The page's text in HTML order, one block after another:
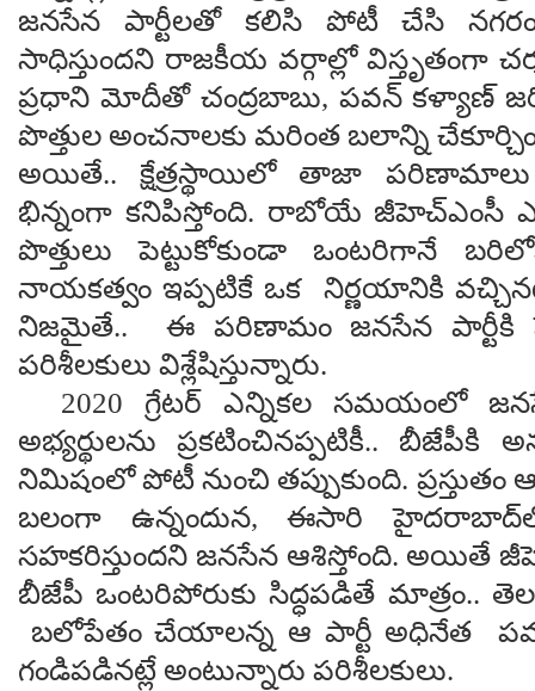
జనసేన పార్టీలతో కలిసి పోటీ చేసి
సాధిస్తుందని రాజకీయ వర్గాల్లో విస్తృతంగా
ప్రధాని మోదీతో చంద్రబాబు, పవన్ కళ్యాణ్
పొత్తుల అంచనాలకు మరింత బలాన్ని
అయితే.. క్షేత్రస్థాయిలో తాజా పరిణామాలు
భిన్నంగా కనిపిస్తోంది. రాబోయే జీహెచ్ఎంసీ
పొత్తులు పెట్టుకోకుండా ఒంటరిగానే
నాయకత్వం ఇప్పటికే ఒక నిర్ణయానికి
నిజమైతే.. ఈ పరిణామం జనసేన పార్టీకి
పరిశీలకులు విశ్లేషిస్తున్నారు.
2020 గ్రేటర్ ఎన్నికల సమయంలో
అభ్యర్థులను ప్రకటించినప్పటికీ.. బీజేపీకి
నిమిషంలో పోటీ నుంచి తప్పుకుంది. ప్రస్తుతం
బలంగా ఉన్నందున, ఈసారి
సహకరిస్తుందని జనసేన ఆశిస్తోంది. అయితే
బీజేపీ ఒంటరిపోరుకు సిద్ధపడితే మాత్రం..
బలోపేతం చేయాలన్న ఆ పార్టీ అధినేత
గండిపడినట్లే అంటున్నారు పరిశీలకులు.